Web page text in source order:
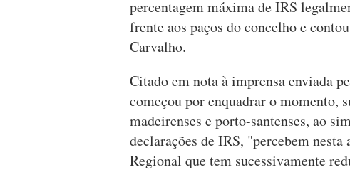
percentagem máxima de IRS
frente aos paços do concelho e
Carvalho.
Citado em nota à imprensa enviada
começou por enquadrar o momento,
madeirenses e porto-santenses, ao
declarações de IRS, "percebem
Regional que tem sucessivamente